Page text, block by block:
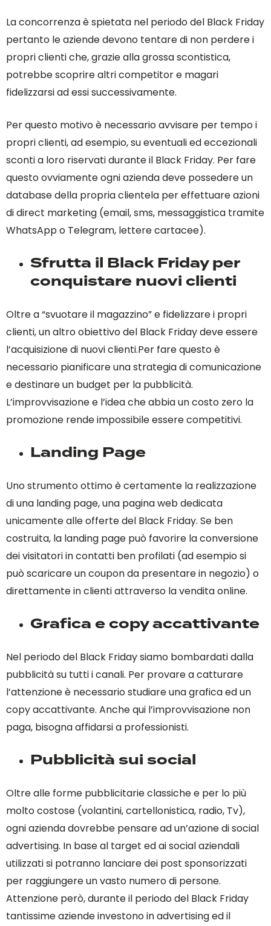
La concorrenza è spietata nel periodo del Black Friday
pertanto le aziende devono tentare di non perdere i
propri clienti che, grazie alla grossa scontistica,
potrebbe scoprire altri competitor e magari
fidelizzarsi ad essi successivamente.
Per questo motivo è necessario avvisare per tempo i
propri clienti, ad esempio, su eventuali ed eccezionali
sconti a loro riservati durante il Black Friday. Per fare
questo ovviamente ogni azienda deve possedere un
database della propria clientela per effettuare azioni
di direct marketing (email, sms, messaggistica tramite
WhatsApp o Telegram, lettere cartacee).
Sfrutta il Black Friday per
conquistare nuovi clienti
Oltre a “svuotare il magazzino” e fidelizzare i propri
clienti, un altro obiettivo del Black Friday deve essere
l’acquisizione di nuovi clienti.Per fare questo è
necessario pianificare una strategia di comunicazione
e destinare un budget per la pubblicità.
L’improvvisazione e l’idea che abbia un costo zero la
promozione rende impossibile essere competitivi.
Landing Page
Uno strumento ottimo è certamente la realizzazione
di una landing page, una pagina web dedicata
unicamente alle offerte del Black Friday. Se ben
costruita, la landing page può favorire la conversione
dei visitatori in contatti ben profilati (ad esempio si
può scaricare un coupon da presentare in negozio) o
direttamente in clienti attraverso la vendita online.
Grafica e copy accattivante
Nel periodo del Black Friday siamo bombardati dalla
pubblicità su tutti i canali. Per provare a catturare
l’attenzione è necessario studiare una grafica ed un
copy accattivante. Anche qui l’improvvisazione non
paga, bisogna affidarsi a professionisti.
Pubblicità sui social
Oltre alle forme pubblicitarie classiche e per lo più
molto costose (volantini, cartellonistica, radio, Tv),
ogni azienda dovrebbe pensare ad un’azione di social
advertising. In base al target ed ai social aziendali
utilizzati si potranno lanciare dei post sponsorizzati
per raggiungere un vasto numero di persone.
Attenzione però, durante il periodo del Black Friday
tantissime aziende investono in advertising ed il